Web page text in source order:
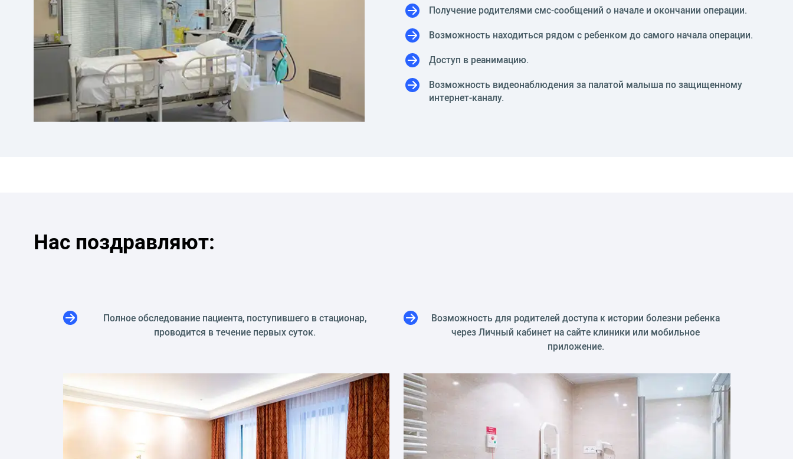
Получение родителями смс-сообщений о начале и окончании операции.
Возможность находиться рядом с ребенком до самого начала операции.
Доступ в реанимацию.
Возможность видеонаблюдения за палатой малыша по защищенному
интернет-каналу.
Нас поздравляют:
Полное обследование пациента, поступившего в стационар,
проводится в течение первых суток.
Возможность для родителей доступа к истории болезни ребенка
через Личный кабинет на сайте клиники или мобильное
приложение.